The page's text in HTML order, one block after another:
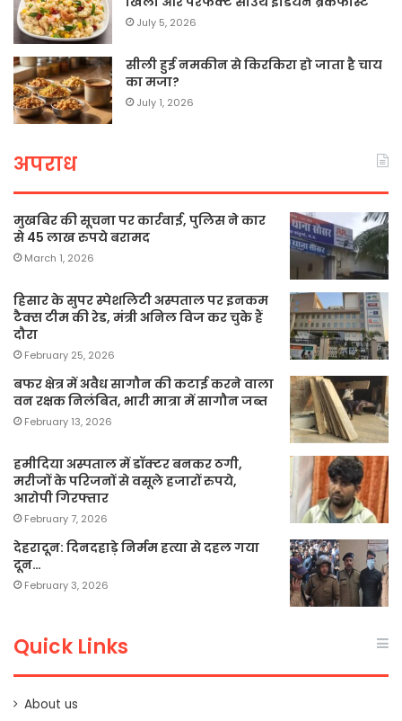
July 5, 2026
सीली हुई नमकीन से किरकिरा हो जाता है चाय
का मजा?
July 1, 2026
अपराध
मुखबिर की सूचना पर कार्रवाई, पुलिस ने कार
से 45 लाख रुपये बरामद
March 1, 2026
हिसार के सुपर स्पेशलिटी अस्पताल पर इनकम
टैक्स टीम की रेड, मंत्री अनिल विज कर चुके हैं
दौरा
February 25, 2026
बफर क्षेत्र में अवैध सागौन की कटाई करने वाला
वन रक्षक निलंबित, भारी मात्रा में सागौन जब्त
February 13, 2026
हमीदिया अस्पताल में डॉक्टर बनकर ठगी,
मरीजों के परिजनों से वसूले हजारों रुपये,
आरोपी गिरफ्तार
February 7, 2026
देहरादून: दिनदहाड़े निर्मम हत्या से दहल गया
दून…
February 3, 2026
Quick Links
About us